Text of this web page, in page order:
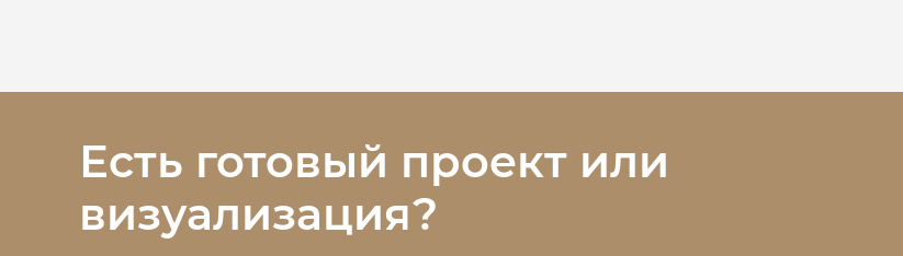
Есть готовый проект или
визуализация?